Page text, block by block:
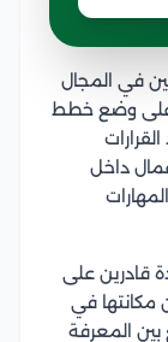
في المجال
على وضع خطط
داخل
قادرين على
مكانتها في
المعرفة